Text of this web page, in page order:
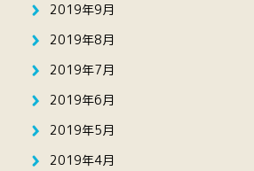
2019年9月
2019年8月
2019年7月
2019年6月
2019年5月
2019年4月